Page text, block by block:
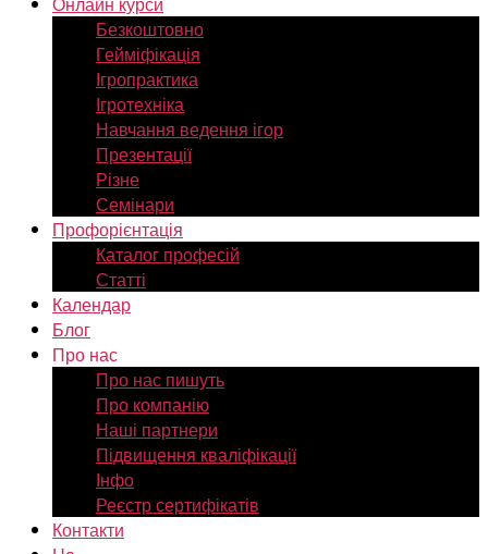
Безкоштовно
Гейміфікація
Ігропрактика
Ігротехніка
Навчання ведення ігор
Презентації
Різне
Семінари
Профорієнтація
Каталог професій
Статті
Календар
Блог
Про нас
Про нас пишуть
Про компанію
Наші партнери
Підвищення кваліфікації
Інфо
Реєстр сертифікатів
Контакти